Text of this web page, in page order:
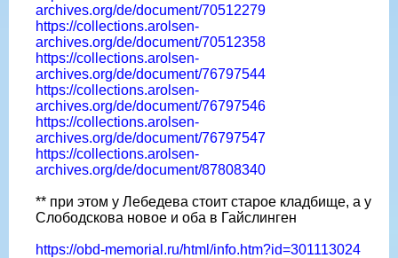
archives.org/de/document/70512279
https://collections.arolsen-
archives.org/de/document/70512358
https://collections.arolsen-
archives.org/de/document/76797544
https://collections.arolsen-
archives.org/de/document/76797546
https://collections.arolsen-
archives.org/de/document/76797547
https://collections.arolsen-
archives.org/de/document/87808340
** при этом у Лебедева стоит старое кладбище, а у
Слободскова новое и оба в Гайслинген
https://obd-memorial.ru/html/info.htm?id=301113024